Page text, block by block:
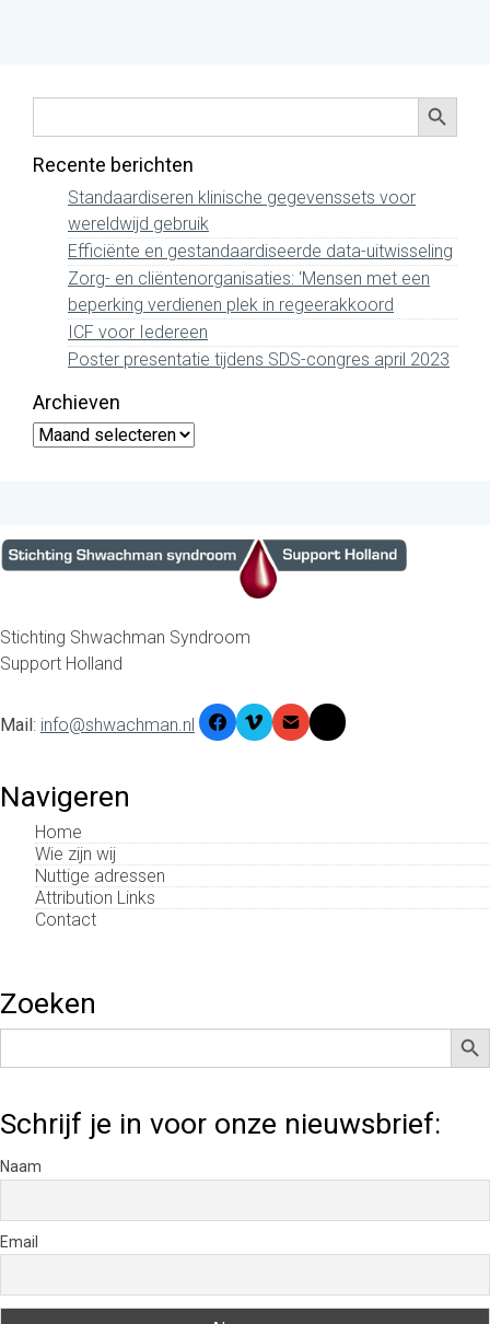
Zoek
Recente berichten
Standaardiseren klinische gegevenssets voor
wereldwijd gebruik
Efficiënte en gestandaardiseerde data-uitwisseling
Zorg- en cliëntenorganisaties: ‘Mensen met een
beperking verdienen plek in regeerakkoord
ICF voor Iedereen
Poster presentatie tijdens SDS-congres april 2023
Archieven
Archieven
Stichting Shwachman Syndroom
Support Holland
Mail : info@shwachman.nl
Navigeren
Home
Wie zijn wij
Nuttige adressen
Attribution Links
Contact
Zoeken
Zoek
Schrijf je in voor onze nieuwsbrief:
Naam
Email